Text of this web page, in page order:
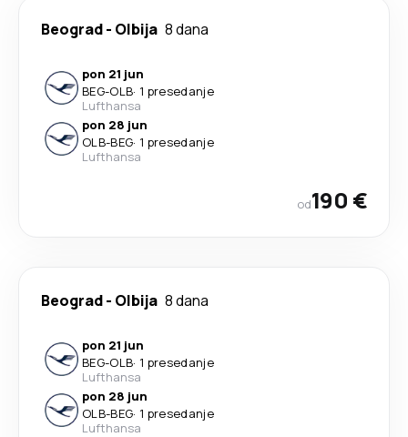
Beograd- Olbija 8 dana
pon 21 jun
BEG-OLB· 1 presedanje
Lufthansa
pon 28 jun
OLB-BEG· 1 presedanje
Lufthansa
od190 €
Beograd- Olbija 8 dana
pon 21 jun
BEG-OLB· 1 presedanje
Lufthansa
pon 28 jun
OLB-BEG· 1 presedanje
Lufthansa